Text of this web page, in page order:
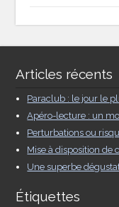
Articles récents
Paraclub : le jour le
Apéro-lecture : un
Perturbations ou
Mise à disposition de
Une superbe
Étiquettes